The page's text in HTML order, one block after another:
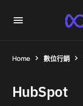
Home 數位行銷
HubSpot